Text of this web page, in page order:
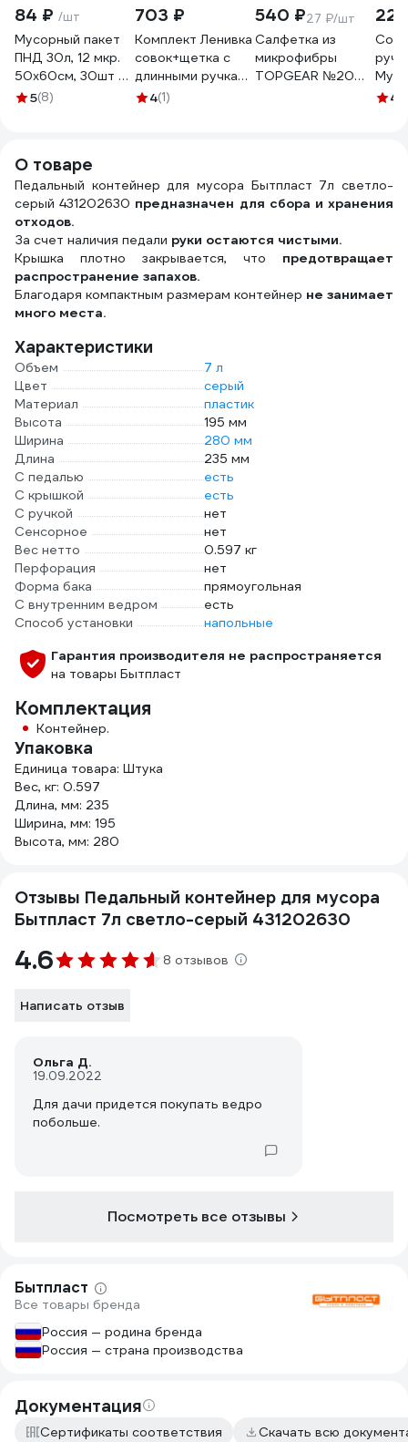
84 ₽ /шт
Мусорный пакет
ПНД 30л, 12 мкр.
50x60см, 30шт в
рулоне, черные
5(8)
703 ₽
Комплект Ленивка
совок+щетка с
длинными ручками
ЛЮКС - цвет
4(1)
540 ₽27 ₽/шт
Салфетка из
микрофибры
TOPGEAR №20
4.5
О товаре
Педальный контейнер для мусора Бытпласт 7л светло-
серый 431202630 предназначен для сбора и хранения
отходов.
За счет наличия педали руки остаются чистыми.
Крышка плотно закрывается, что предотвращает
распространение запахов.
Благодаря компактным размерам контейнер не занимает
много места.
Характеристики
Объем
7 л
Цвет
серый
Материал
пластик
Высота
195 мм
Ширина
280 мм
Длина
235 мм
С педалью
есть
С крышкой
есть
С ручкой
нет
Сенсорное
нет
Вес нетто
0.597 кг
Перфорация
нет
Форма бака
прямоугольная
С внутренним ведром
есть
Способ установки
напольные
Гарантия производителя не распространяется
на товары Бытпласт
Комплектация
Контейнер.
Упаковка
Единица товара: Штука
Вес, кг: 0.597
Длина, мм: 235
Ширина, мм: 195
Высота, мм: 280
Отзывы Педальный контейнер для мусора
Бытпласт 7л светло-серый 431202630
4.6 8 отзывов
Написать отзыв
Ольга Д.
19.09.2022
Для дачи придется покупать ведро
побольше.
Посмотреть все отзывы
Бытпласт
Все товары бренда
Россия — родина бренда
Россия — страна производства
Документация
Сертификаты соответствия Скачать всю